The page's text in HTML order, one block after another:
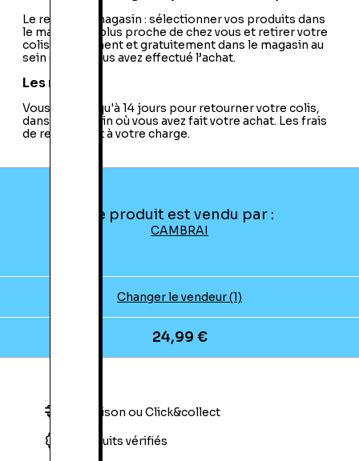
Le retrait en magasin : sélectionner vos produits dans
le magasin le plus proche de chez vous et retirer votre
colis directement et gratuitement dans le magasin au
sein duquel vous avez effectué l’achat.
Les retours
Vous avez jusqu'à 14 jours pour retourner votre colis,
dans le magasin où vous avez fait votre achat. Les frais
de retour sont à votre charge.
Ce produit est vendu par :
CAMBRAI
Changer le vendeur (1)
24,99 €
Livraison ou Click&collect
Produits vérifiés